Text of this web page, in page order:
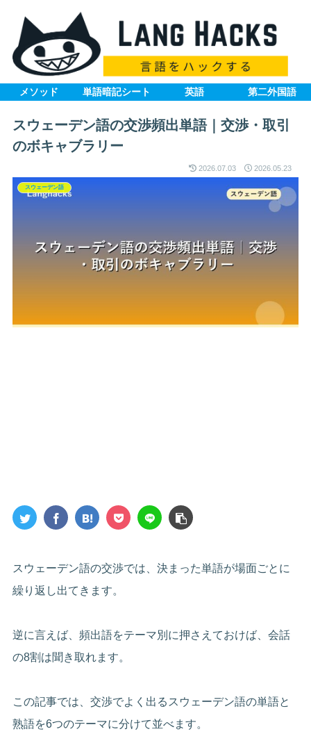
メソッド 単語暗記シート 英語 第二外国語
スウェーデン語の交渉頻出単語｜交渉・取引
のボキャブラリー
2026.07.03 2026.05.23
スウェーデン語
スウェーデン語の交渉では、決まった単語が場面ごとに
繰り返し出てきます。
逆に言えば、頻出語をテーマ別に押さえておけば、会話
の8割は聞き取れます。
この記事では、交渉でよく出るスウェーデン語の単語と
熟語を6つのテーマに分けて並べます。